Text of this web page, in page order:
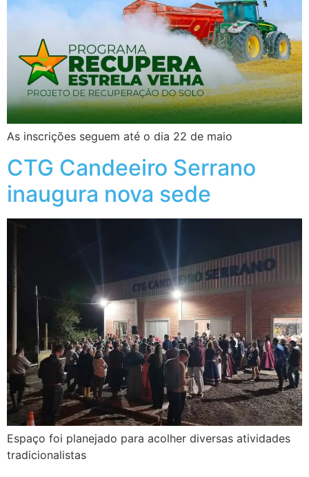
As inscrições seguem até o dia 22 de maio
CTG Candeeiro Serrano
inaugura nova sede
Espaço foi planejado para acolher diversas atividades
tradicionalistas